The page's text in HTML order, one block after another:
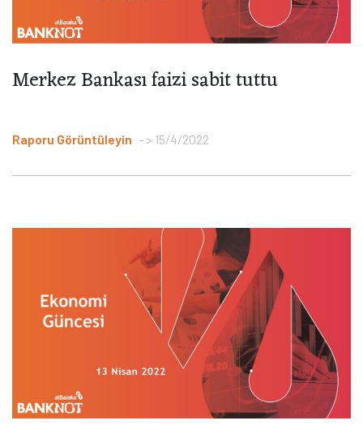
Merkez Bankası faizi sabit tuttu
Raporu Görüntüleyin > 15/4/2022